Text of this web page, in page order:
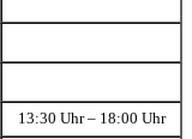
13:30 Uhr – 18:00 Uhr